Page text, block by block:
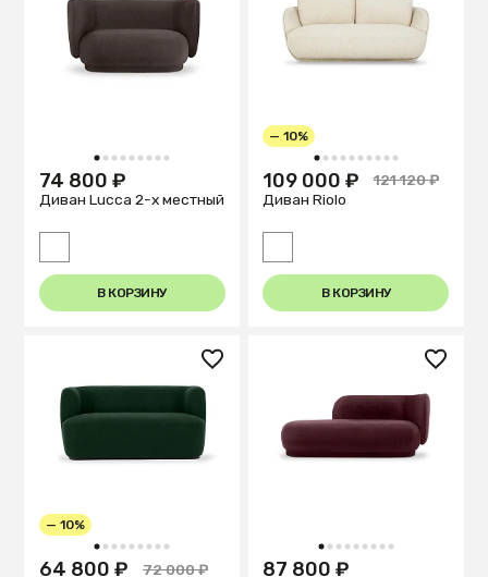
1 2 3 4 5 6 7 8 9
74 800 ₽
Диван Lucca 2-х местный
В КОРЗИНУ
1 2 3 4 5 6 7 8 9 10
— 10%
109 000 ₽
121 120 ₽
Диван Riolo
В КОРЗИНУ
1 2 3 4 5 6 7 8 9
— 10%
64 800 ₽ 72 000 ₽
1 2 3 4 5 6 7 8 9
87 800 ₽